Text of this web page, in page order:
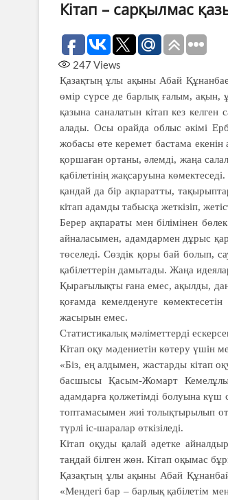
Кітап – сарқылмас
247 Views
Қазақтың ұлы ақыны Абай
өмір сүрсе де барлық ғалым, ақын,
қазына саналатын кітап кез келген
алады. Осы орайда облыс әкімі
жобасы өте керемет бастама
қоршаған ортаны, әлемді, жаңа
қабілетінің жақсаруына
қандай да бір ақпаратты,
кітап адамды табысқа жеткізіп,
Берер ақпараты мен білімінен
айналасымен, адамдармен дұрыс
төселеді. Сөздік қоры бай болып,
қабілеттерін дамытады. Жаңа
Қырағылықты ғана емес, ақыл­ды,
қоғамда кемелденуге
жасырын емес.
Статистикалық мәліметтерді
Кітап оқу мәдениетін көтеру үшін
«Біз, ең алдымен, жастарды кітап
басшысы Қасым-Жомарт Кемелұлы
адамдарға қолжетімді болуына күш
топтамасымен жиі толықтырылып
түрлі іс-шаралар өткізіледі.
Кітап оқуды қалай әдетке
таңдай білген жөн. Кітап оқымас
Қазақтың ұлы ақыны Абай
«Мендегі бар – барлық қабі­летім